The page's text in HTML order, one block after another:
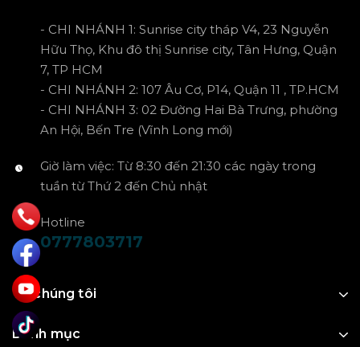
- CHI NHÁNH 1: Sunrise city tháp V4, 23 Nguyễn
Hữu Thọ, Khu đô thị Sunrise city, Tân Hưng, Quận
7, TP HCM
- CHI NHÁNH 2: 107 Âu Cơ, P14, Quận 11 , TP.HCM
- CHI NHÁNH 3: 02 Đường Hai Bà Trưng, phường
An Hội, Bến Tre (Vĩnh Long mới)
Giờ làm việc: Từ 8:30 đến 21:30 các ngày trong
tuần từ Thứ 2 đến Chủ nhật
Hotline
0777803717
Về chúng tôi
Danh mục